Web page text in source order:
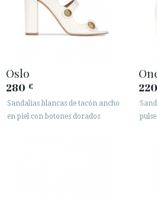
Oslo
280 €
Sandalias blancas de tacón ancho
en piel con botones dorados
220